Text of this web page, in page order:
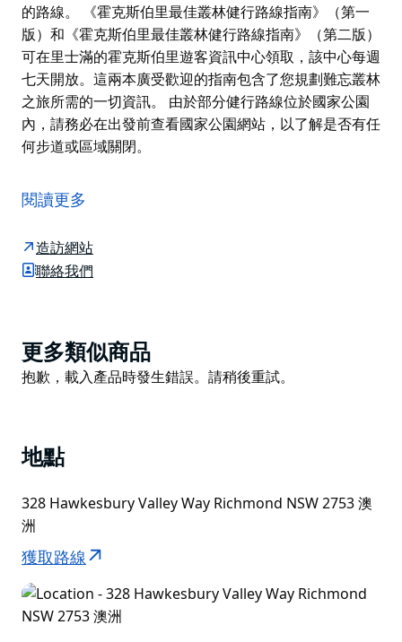
的路線。 《霍克斯伯里最佳叢林健行路線指南》（第一
版）和《霍克斯伯里最佳叢林健行路線指南》（第二版）
可在里士滿的霍克斯伯里遊客資訊中心領取，該中心每週
七天開放。這兩本廣受歡迎的指南包含了您規劃難忘叢林
之旅所需的一切資訊。 由於部分健行路線位於國家公園
內，請務必在出發前查看國家公園網站，以了解是否有任
何步道或區域關閉。
林健行路線可供探索。雖然許多人會前往藍山健行，但霍
克斯伯里的叢林健行路線同樣壯觀，而且通常人少得多。
該地區被四個廣闊的國家公園所環繞：西部的藍山國家公
園、北部的延戈國家公園和達魯格國家公園，以及西北方
景點，應有盡有。
霍克斯伯里適合各種經驗水平的健行者，從初學者到經驗
最佳叢林健行路線指南》（第二版）可在里士滿的霍克斯
受歡迎的指南包含了您規劃難忘叢林之旅所需的一切資
訊。
由於部分健行路線位於國家公園內，請務必在出發前查看
閱讀更多
造訪網站
聯絡我們
Product
List
更多類似商品
Product
抱歉，載入產品時發生錯誤。請稍後重試。
地點
328 Hawkesbury Valley Way Richmond NSW 2753 澳
洲
獲取路線